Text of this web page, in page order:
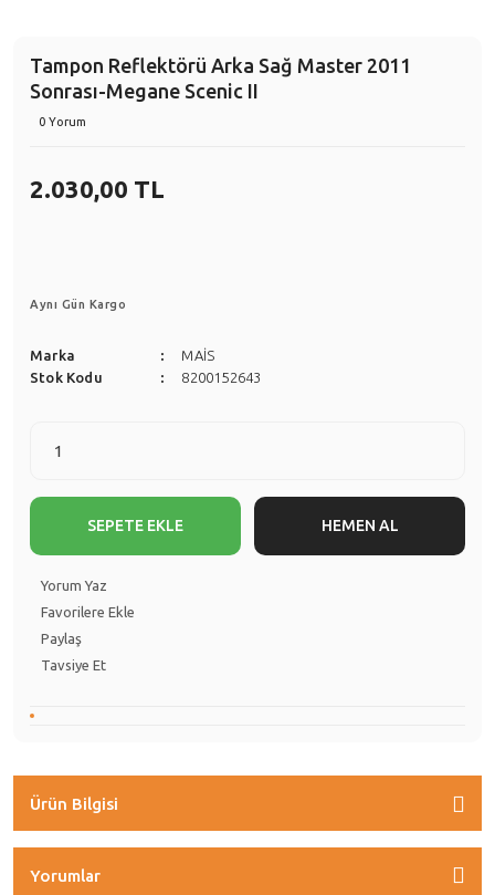
Tampon Reflektörü Arka Sağ Master 2011
Sonrası-Megane Scenic II
0 Yorum
2.030,00 TL
Aynı Gün Kargo
Marka
MAİS
Stok Kodu
8200152643
SEPETE EKLE HEMEN AL
Yorum Yaz
Paylaş
Tavsiye Et
Ürün Bilgisi
Yorumlar